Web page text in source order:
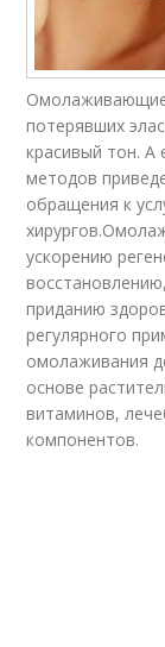
потерявших
красивый тон.
методов
обращения к
ускорению
приданию
регулярного
омолаживания
основе
витаминов,
компонентов.